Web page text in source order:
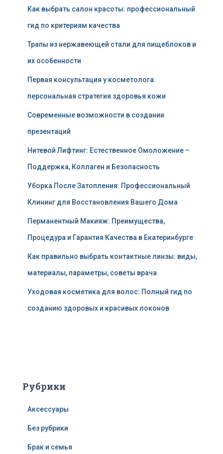
Как выбрать салон красоты: профессиональный
гид по критериям качества
Трапы из нержавеющей стали для пищеблоков и
их особенности
Первая консультация у косметолога:
персональная стратегия здоровья кожи
Современные возможности в создании
презентаций
Нитевой Лифтинг: Естественное Омоложение –
Поддержка, Коллаген и Безопасность
Уборка После Затопления: Профессиональный
Клининг для Восстановления Вашего Дома
Перманентный Макияж: Преимущества,
Процедура и Гарантия Качества в Екатеринбурге
Как правильно выбрать контактные линзы: виды,
материалы, параметры, советы врача
Уходовая косметика для волос: Полный гид по
созданию здоровых и красивых локонов
Рубрики
Аксессуары
Без рубрики
Брак и семья